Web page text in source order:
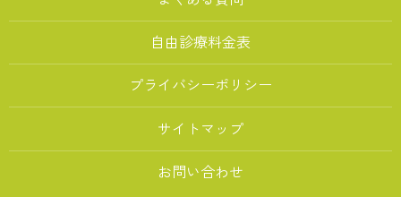
自由診療料金表
プライバシーポリシー
サイトマップ
お問い合わせ